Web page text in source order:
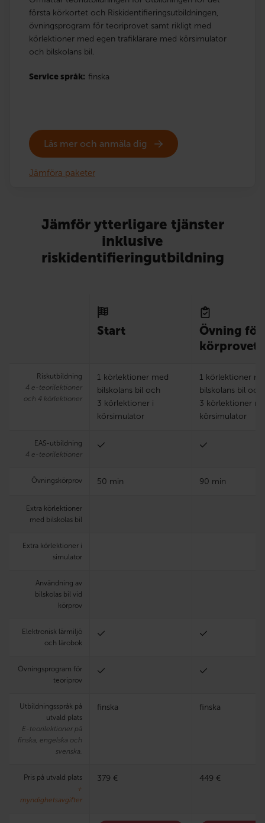
första körkortet och Riskidentifieringsutbildningen,
övningsprogram för teoriprovet samt rikligt med
körlektioner med egen trafiklärare med körsimulator
och bilskolans bil.
Service språk: finska
Läs mer och anmäla dig
Jämföra paketer
Jämför ytterligare tjänster
inklusive
riskidentifieringutbildning
Start
Övning för
körprovet
Riskutbildning
4 e-teorilektioner
och 4 körlektioner
1 körlektioner med
bilskolans bil och
3 körlektioner i
körsimulator
1 körlektioner
bilskolans bil och
3 körlektioner
körsimulator
EAS-utbildning
4 e-teorilektioner
Övningskörprov 50 min 90 min
Extra körlektioner
med bilskolas bil
Extra körlektioner i
simulator
Användning av
bilskolas bil vid
körprov
Elektronisk lärmiljö
och lärobok
Övningsprogram för
teoriprov
Utbildningsspråk på
utvald plats
E-teorilektioner på
finska, engelska och
svenska.
finska finska
Pris på utvald plats
+
myndighetsavgifter
379 € 449 €